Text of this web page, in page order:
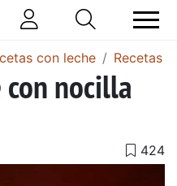
con leche Recetas
nocilla